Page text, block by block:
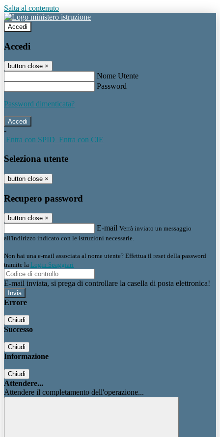
Salta al contenuto
Accedi
Accedi
button close ×
Nome Utente
Password
Password dimenticata?
-
Entra con SPID Entra con CIE
Seleziona utente
button close ×
Recupero password
button close ×
E-mail Verrà inviato un messaggio
all'indirizzo indicato con le istruzioni necessarie.
Non hai una e-mail associata al nome utente? Effettua il reset della password
tramite la Login Spaggiari
E-mail inviata, si prega di controllare la casella di posta elettronica!
Errore
Chiudi
Successo
Chiudi
Informazione
Chiudi
Attendere...
Attendere il completamento dell'operazione...